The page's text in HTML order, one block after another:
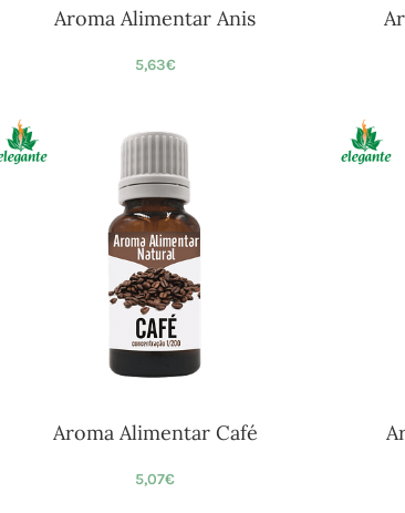
Aroma Alimentar Anis
5,63€
Aroma Alimentar Café
5,07€